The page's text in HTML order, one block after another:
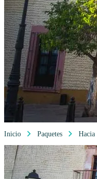
Inicio Paquetes